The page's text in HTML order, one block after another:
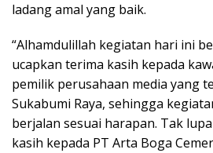
ladang amal yang baik.
“Alhamdulillah kegiatan hari ini
ucapkan terima kasih kepada
pemilik perusahaan media yang
Sukabumi Raya, sehingga
berjalan sesuai harapan. Tak
kasih kepada PT Arta Boga